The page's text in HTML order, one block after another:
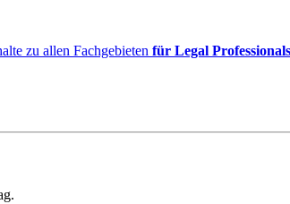
zu allen Fachgebieten für Legal Professionals